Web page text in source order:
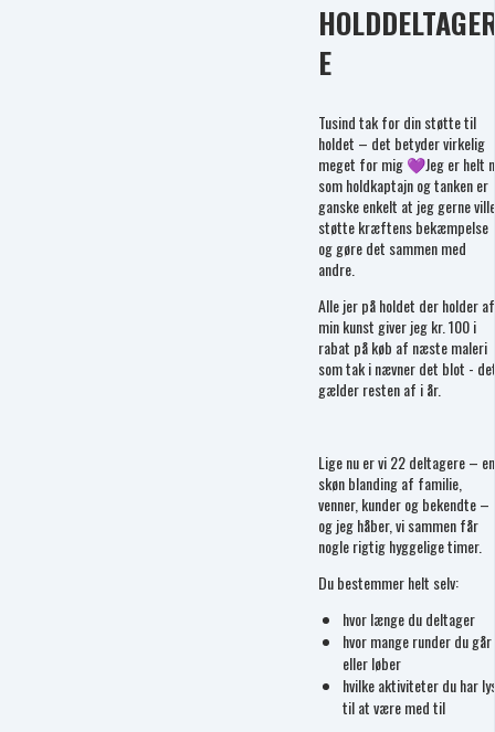
E
Tusind tak for din støtte til
holdet – det betyder virkelig
meget for mig 💜Jeg er helt
som holdkaptajn og tanken er
ganske enkelt at jeg gerne ville
støtte kræftens bekæmpelse
og gøre det sammen med
andre.
Alle jer på holdet der holder af
min kunst giver jeg kr. 100 i
rabat på køb af næste maleri
som tak i nævner det blot -
gælder resten af i år.
Lige nu er vi 22 deltagere – en
skøn blanding af familie,
venner, kunder og bekendte –
og jeg håber, vi sammen får
nogle rigtig hyggelige timer.
Du bestemmer helt selv:
hvor længe du deltager
hvor mange runder du går
eller løber
hvilke aktiviteter du har
til at være med til